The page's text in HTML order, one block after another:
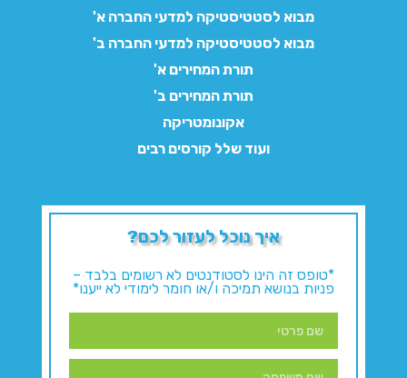
מבוא לסטטיסטיקה למדעי החברה א'
מבוא לסטטיסטיקה למדעי החברה ב'
תורת המחירים א'
תורת המחירים ב'
אקונומטריקה
ועוד שלל קורסים רבים
איך נוכל לעזור לכם?
*טופס זה הינו לסטודנטים לא רשומים בלבד –
פניות בנושא תמיכה ו/או חומר לימודי לא ייענו*